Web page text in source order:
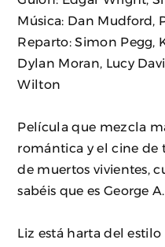
Música: Dan Mudford,
Reparto: Simon Pegg,
Dylan Moran, Lucy
Wilton
Película que mezcla
romántica y el cine de
de muertos vivientes,
sabéis que es George
Liz está harta del